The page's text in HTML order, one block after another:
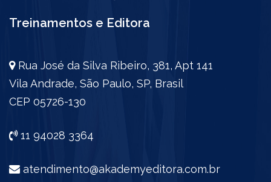
Treinamentos e Editora
Rua José da Silva Ribeiro, 381, Apt 141
Vila Andrade, São Paulo, SP, Brasil
CEP 05726-130
11 94028 3364
atendimento@akademyeditora.com.br